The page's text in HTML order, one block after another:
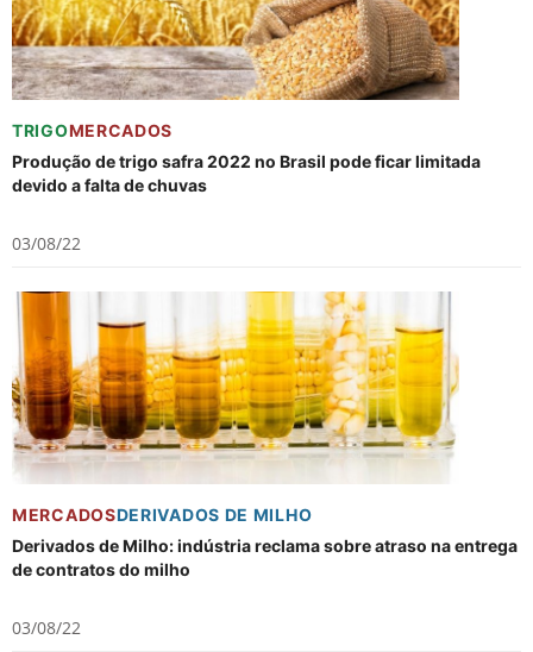
TRIGOMERCADOS
Produção de trigo safra 2022 no Brasil pode ficar limitada
devido a falta de chuvas
03/08/22
MERCADOSDERIVADOS DE MILHO
Derivados de Milho: indústria reclama sobre atraso na entrega
de contratos do milho
03/08/22